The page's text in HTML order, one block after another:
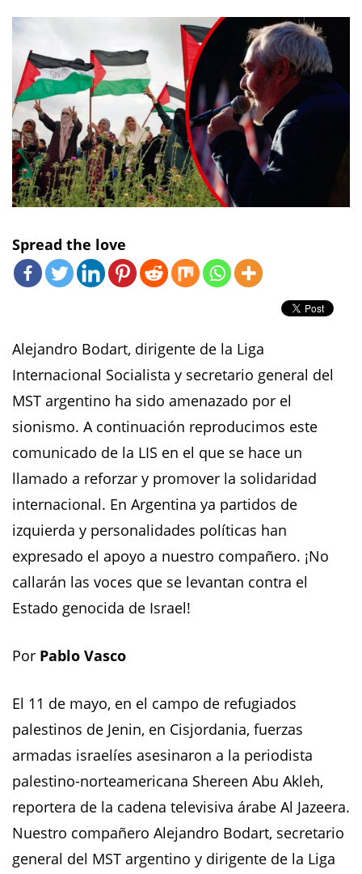
Spread the love
Alejandro Bodart, dirigente de la Liga
Internacional Socialista y secretario general del
MST argentino ha sido amenazado por el
sionismo. A continuación reproducimos este
comunicado de la LIS en el que se hace un
llamado a reforzar y promover la solidaridad
internacional. En Argentina ya partidos de
izquierda y personalidades políticas han
expresado el apoyo a nuestro compañero. ¡No
callarán las voces que se levantan contra el
Estado genocida de Israel!
Por Pablo Vasco
El 11 de mayo, en el campo de refugiados
palestinos de Jenin, en Cisjordania, fuerzas
armadas israelíes asesinaron a la periodista
palestino-norteamericana Shereen Abu Akleh,
reportera de la cadena televisiva árabe Al Jazeera.
Nuestro compañero Alejandro Bodart, secretario
general del MST argentino y dirigente de la Liga